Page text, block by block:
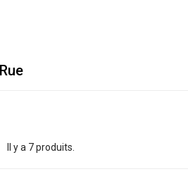
Il y a 7 produits.